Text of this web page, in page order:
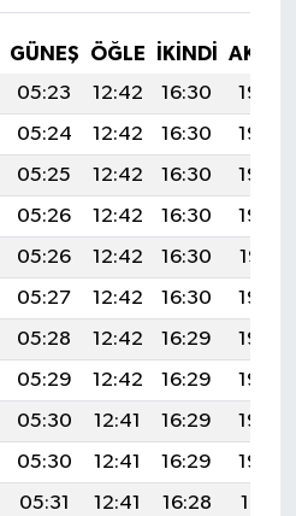
GÜNEŞ ÖĞLE İKINDI
05:23 12:42 16:30
19:50
05:24 12:42 16:30
19:49
05:25 12:42 16:30
19:49
05:26 12:42 16:30
19:48
05:26 12:42 16:30
19:47
05:27 12:42 16:30
19:46
05:28 12:42 16:29
19:45
05:29 12:42 16:29
19:44
05:30 12:41 16:29
19:43
05:30 12:41 16:29
19:42
05:31 12:41 16:28
19:41